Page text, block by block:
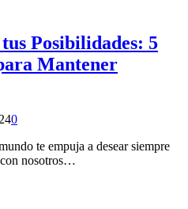
Posibilidades: 5
Mantener
0
te empuja a desear siempre
con nosotros…